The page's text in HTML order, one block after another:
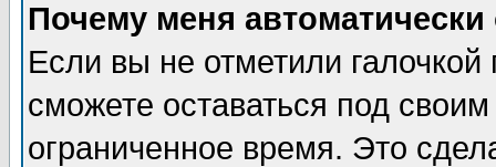
Почему меня автоматически
Если вы не отметили галочкой
сможете оставаться под
ограниченное время. Это